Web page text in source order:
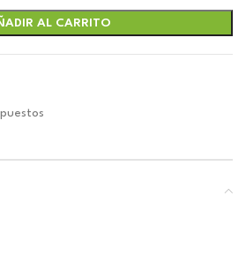
AL CARRITO